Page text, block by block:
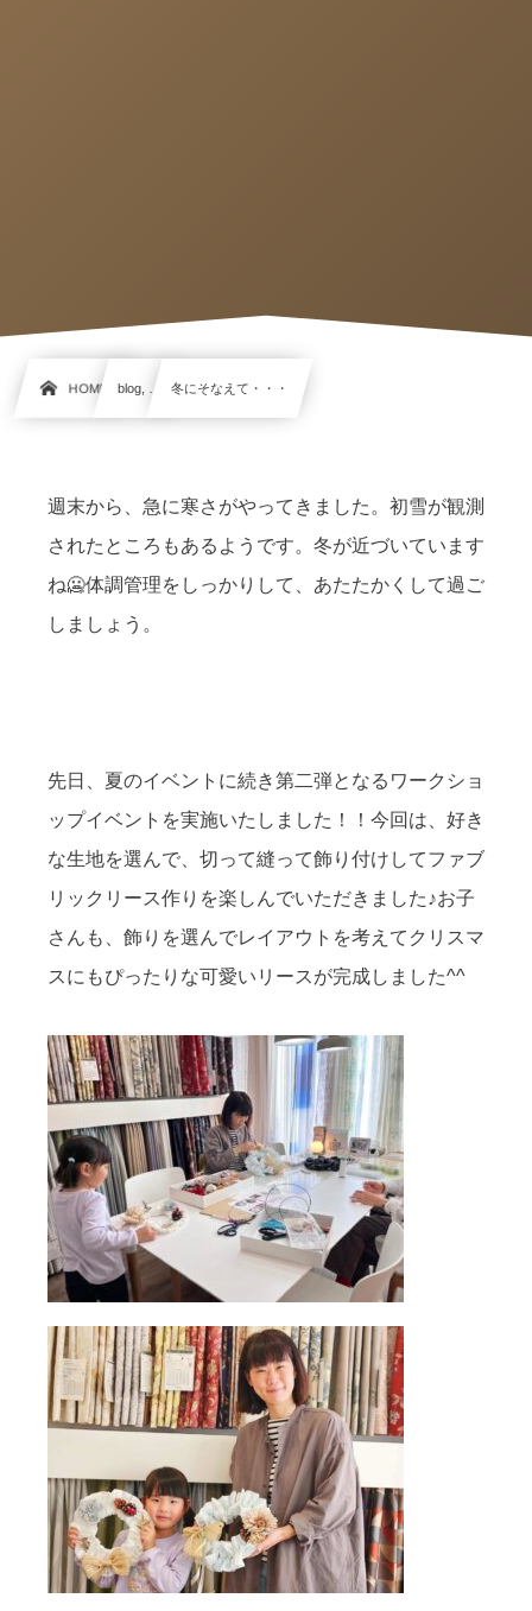
HOME blog, … 冬にそなえて・・・
週末から、急に寒さがやってきました。初雪が観測
されたところもあるようです。冬が近づいています
ね🥶体調管理をしっかりして、あたたかくして過ご
しましょう。
先日、夏のイベントに続き第二弾となるワークショ
ップイベントを実施いたしました！！今回は、好き
な生地を選んで、切って縫って飾り付けしてファブ
リックリース作りを楽しんでいただきました♪お子
さんも、飾りを選んでレイアウトを考えてクリスマ
スにもぴったりな可愛いリースが完成しました^^